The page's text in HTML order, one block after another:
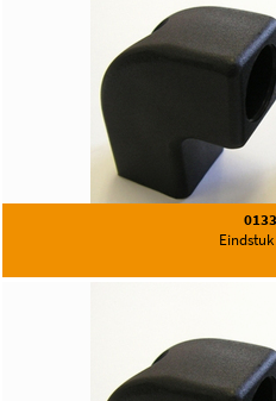
Eindstuk